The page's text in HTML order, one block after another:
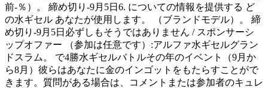
前-％）。 締め切り-9月5日6. についての情報を提供する ど
の水ギセル あなたが使用します。 （ブランドモデル）。 締
め切り-9月5日必ずしもそうではありません / スポンサーシ
ップオファー （参加は任意です）:アルファ水ギセルグラン
ドスラム。 で4勝水ギセルバトルその年のイベント（9月か
ら8月）彼らはあなたに金のインゴットをもたらすことがで
きます。質問がある場合は、コメントまたは参加者のキュレ